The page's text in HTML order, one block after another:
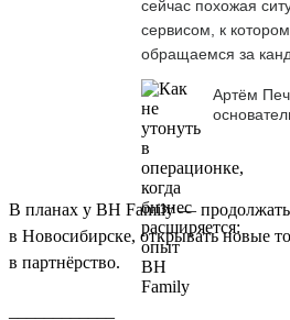
сейчас похожая
сервисом, к
обращаемся за
Артём
В планах у BH Family — продолжать
в Новосибирске, открывать новые
в партнёрство.